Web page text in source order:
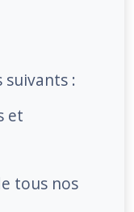
:
et
tous nos